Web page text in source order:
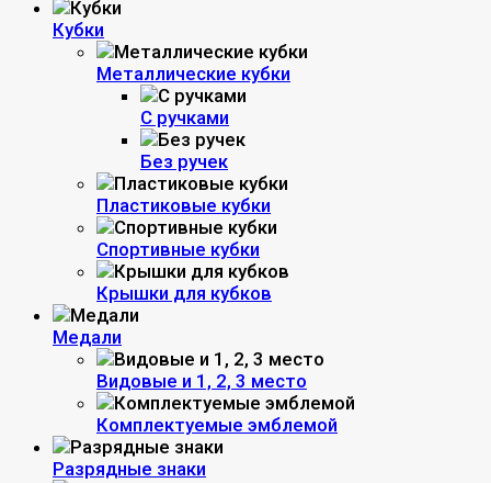
Кубки
Металлические кубки
С ручками
Без ручек
Пластиковые кубки
Спортивные кубки
Крышки для кубков
Медали
Видовые и 1, 2, 3 место
Комплектуемые эмблемой
Разрядные знаки